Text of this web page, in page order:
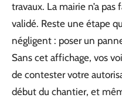
travaux. La mairie n’a
validé. Reste une étape
négligent : poser un
Sans cet affichage, vos
de contester votre
début du chantier, et